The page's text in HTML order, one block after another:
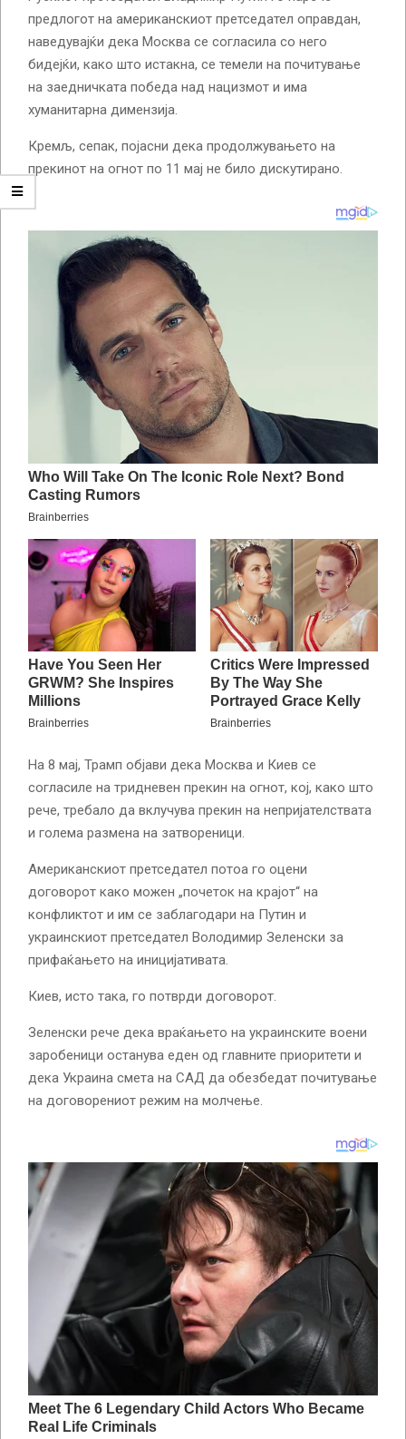
предлогот на американскиот претседател оправдан,
наведувајќи дека Москва се согласила со него
бидејќи, како што истакна, се темели на почитување
на заедничката победа над нацизмот и има
хуманитарна димензија.
Кремљ, сепак, појасни дека продолжувањето на
прекинот на огнот по 11 мај не било дискутирано.
На 8 мај, Трамп објави дека Москва и Киев се
согласиле на тридневен прекин на огнот, кој, како што
рече, требало да вклучува прекин на непријателствата
и голема размена на затвореници.
Американскиот претседател потоа го оцени
договорот како можен „почеток на крајот“ на
конфликтот и им се заблагодари на Путин и
украинскиот претседател Володимир Зеленски за
прифаќањето на иницијативата.
Киев, исто така, го потврди договорот.
Зеленски рече дека враќањето на украинските воени
заробеници останува еден од главните приоритети и
дека Украина смета на САД да обезбедат почитување
на договорениот режим на молчење.